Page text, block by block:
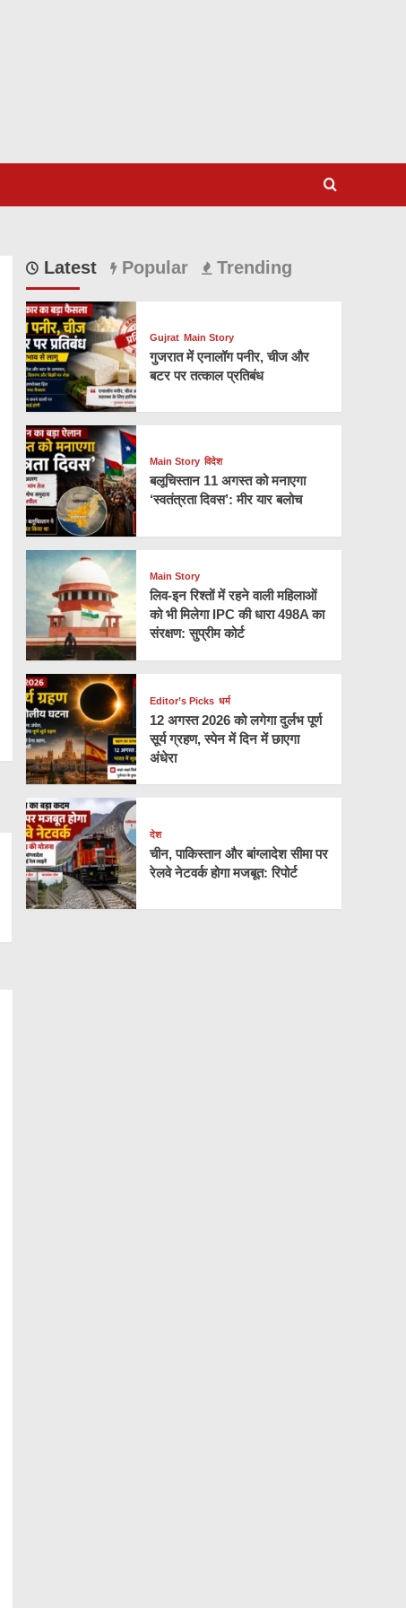
Latest Popular Trending
Gujrat Main Story
गुजरात में एनालॉग पनीर, चीज और
बटर पर तत्काल प्रतिबंध
Main Story विदेश
बलूचिस्तान 11 अगस्त को मनाएगा
‘स्वतंत्रता दिवस’: मीर यार बलोच
Main Story
लिव-इन रिश्तों में रहने वाली महिलाओं
को भी मिलेगा IPC की धारा 498A का
संरक्षण: सुप्रीम कोर्ट
Editor’s Picks धर्म
12 अगस्त 2026 को लगेगा दुर्लभ पूर्ण
सूर्य ग्रहण, स्पेन में दिन में छाएगा
अंधेरा
देश
चीन, पाकिस्तान और बांग्लादेश सीमा पर
रेलवे नेटवर्क होगा मजबूत: रिपोर्ट